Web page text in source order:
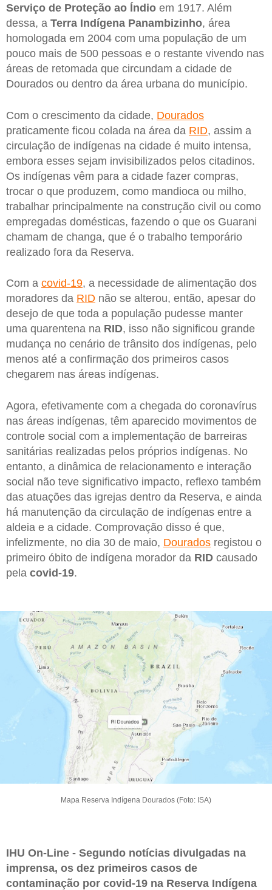
Serviço de Proteção ao Índio em 1917. Além
dessa, a Terra Indígena Panambizinho, área
homologada em 2004 com uma população de um
pouco mais de 500 pessoas e o restante vivendo nas
áreas de retomada que circundam a cidade de
Dourados ou dentro da área urbana do município.
Com o crescimento da cidade, Dourados
praticamente ficou colada na área da RID, assim a
circulação de indígenas na cidade é muito intensa,
embora esses sejam invisibilizados pelos citadinos.
Os indígenas vêm para a cidade fazer compras,
trocar o que produzem, como mandioca ou milho,
trabalhar principalmente na construção civil ou como
empregadas domésticas, fazendo o que os Guarani
chamam de changa, que é o trabalho temporário
realizado fora da Reserva.
Com a covid-19, a necessidade de alimentação dos
moradores da RID não se alterou, então, apesar do
desejo de que toda a população pudesse manter
uma quarentena na RID, isso não significou grande
mudança no cenário de trânsito dos indígenas, pelo
menos até a confirmação dos primeiros casos
chegarem nas áreas indígenas.
Agora, efetivamente com a chegada do coronavírus
nas áreas indígenas, têm aparecido movimentos de
controle social com a implementação de barreiras
sanitárias realizadas pelos próprios indígenas. No
entanto, a dinâmica de relacionamento e interação
social não teve significativo impacto, reflexo também
das atuações das igrejas dentro da Reserva, e ainda
há manutenção da circulação de indígenas entre a
aldeia e a cidade. Comprovação disso é que,
infelizmente, no dia 30 de maio, Dourados registou o
primeiro óbito de indígena morador da RID causado
pela covid-19.
Mapa Reserva Indígena Dourados (Foto: ISA)
IHU On-Line - Segundo notícias divulgadas na
imprensa, os dez primeiros casos de
contaminação por covid-19 na Reserva Indígena